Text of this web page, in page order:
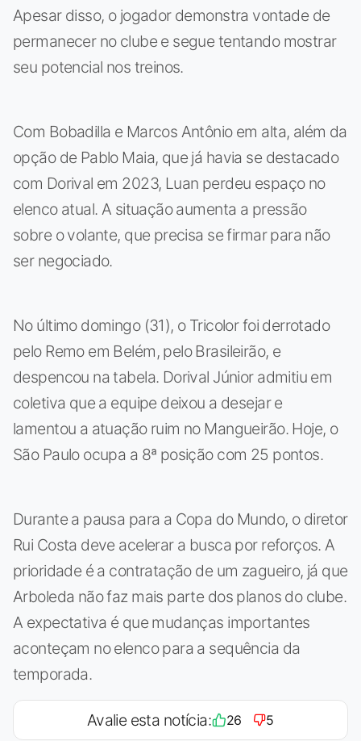
Apesar disso, o jogador demonstra vontade de
permanecer no clube e segue tentando mostrar
seu potencial nos treinos.
Com Bobadilla e Marcos Antônio em alta, além da
opção de Pablo Maia, que já havia se destacado
com Dorival em 2023, Luan perdeu espaço no
elenco atual. A situação aumenta a pressão
sobre o volante, que precisa se firmar para não
ser negociado.
No último domingo (31), o Tricolor foi derrotado
pelo Remo em Belém, pelo Brasileirão, e
despencou na tabela. Dorival Júnior admitiu em
coletiva que a equipe deixou a desejar e
lamentou a atuação ruim no Mangueirão. Hoje, o
São Paulo ocupa a 8ª posição com 25 pontos.
Durante a pausa para a Copa do Mundo, o diretor
Rui Costa deve acelerar a busca por reforços. A
prioridade é a contratação de um zagueiro, já que
Arboleda não faz mais parte dos planos do clube.
A expectativa é que mudanças importantes
aconteçam no elenco para a sequência da
temporada.
Avalie esta notícia: 26 5